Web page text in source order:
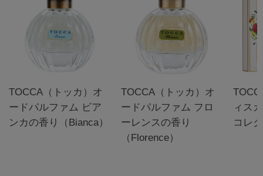
TOCCA（トッカ）オ
ードパルファム ビア
ンカの香り（Bianca）
TOCCA（トッカ）オ
ードパルファム フロ
ーレンスの香り
（Florence）
ィス
コレ